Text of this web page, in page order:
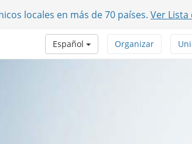
locales en más de 70 países. Ver Lista
Organizar
Español